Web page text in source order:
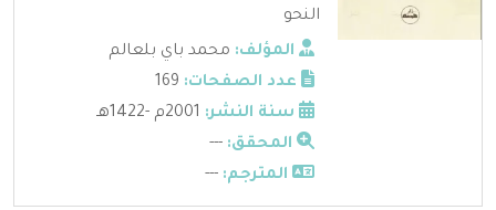
النحو
المؤلف: محمد باي بلعالم
عدد الصفحات:
سنة النشر:
المحقق: ---
المترجم: ---